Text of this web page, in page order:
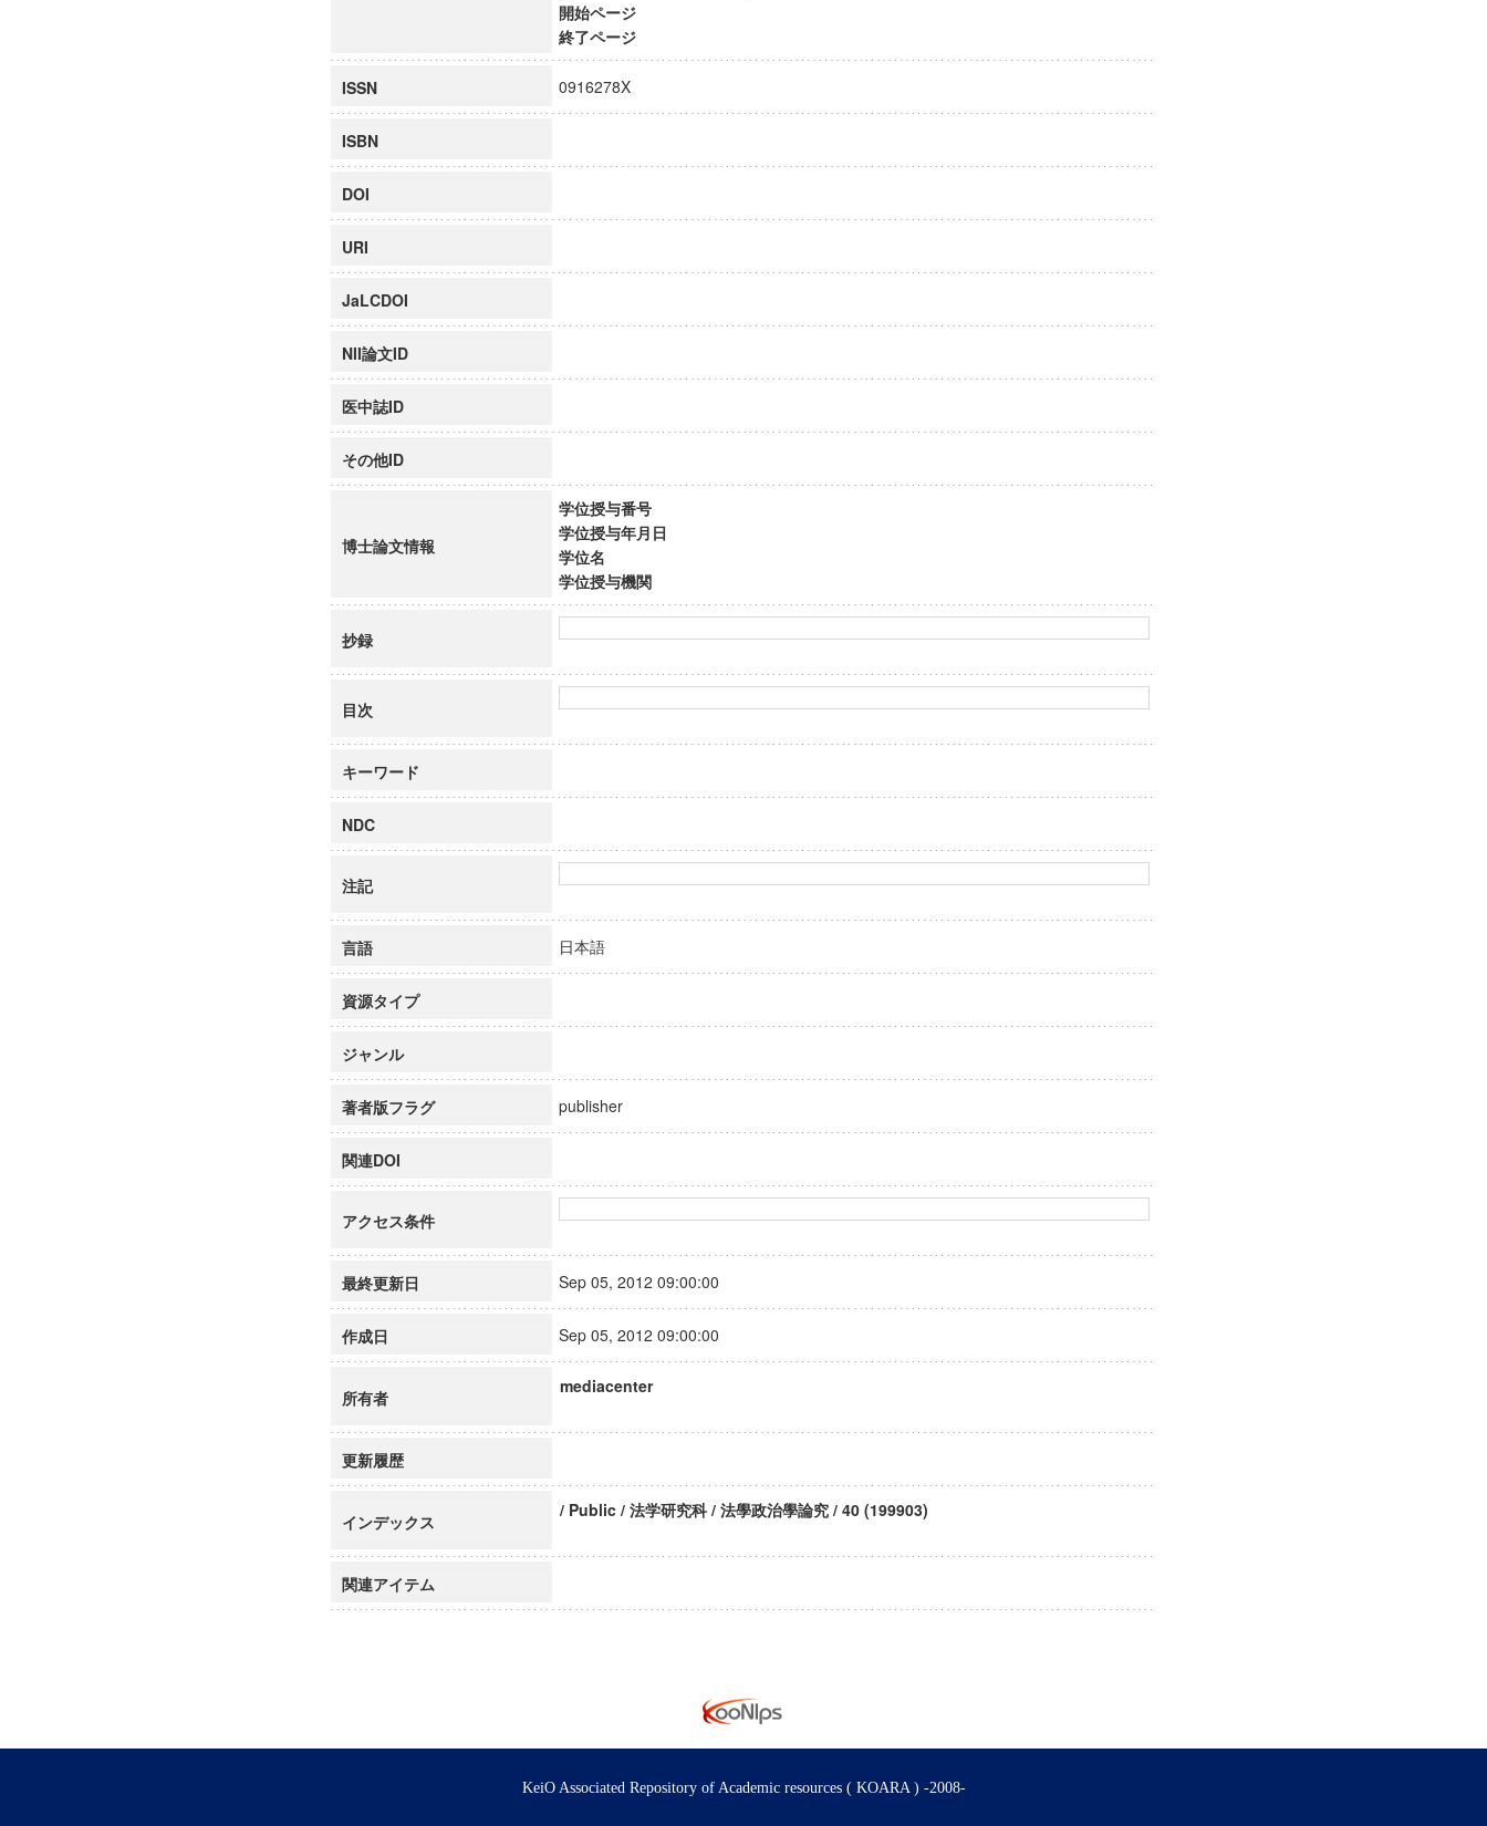
開始ページ
終了ページ
ISSN 0916278X
ISBN
DOI
URI
JaLCDOI
NII論文ID
医中誌ID
その他ID
博士論文情報
学位授与番号
学位授与年月日
学位名
学位授与機関
抄録
目次
キーワード
NDC
注記
言語 日本語
資源タイプ
ジャンル
著者版フラグ publisher
関連DOI
アクセス条件
最終更新日 Sep 05, 2012 09:00:00
作成日 Sep 05, 2012 09:00:00
所有者
mediacenter
更新履歴
インデックス
/ Public / 法学研究科 / 法學政治學論究 / 40 (199903)
関連アイテム
KeiO Associated Repository of Academic resources ( KOARA ) -2008-